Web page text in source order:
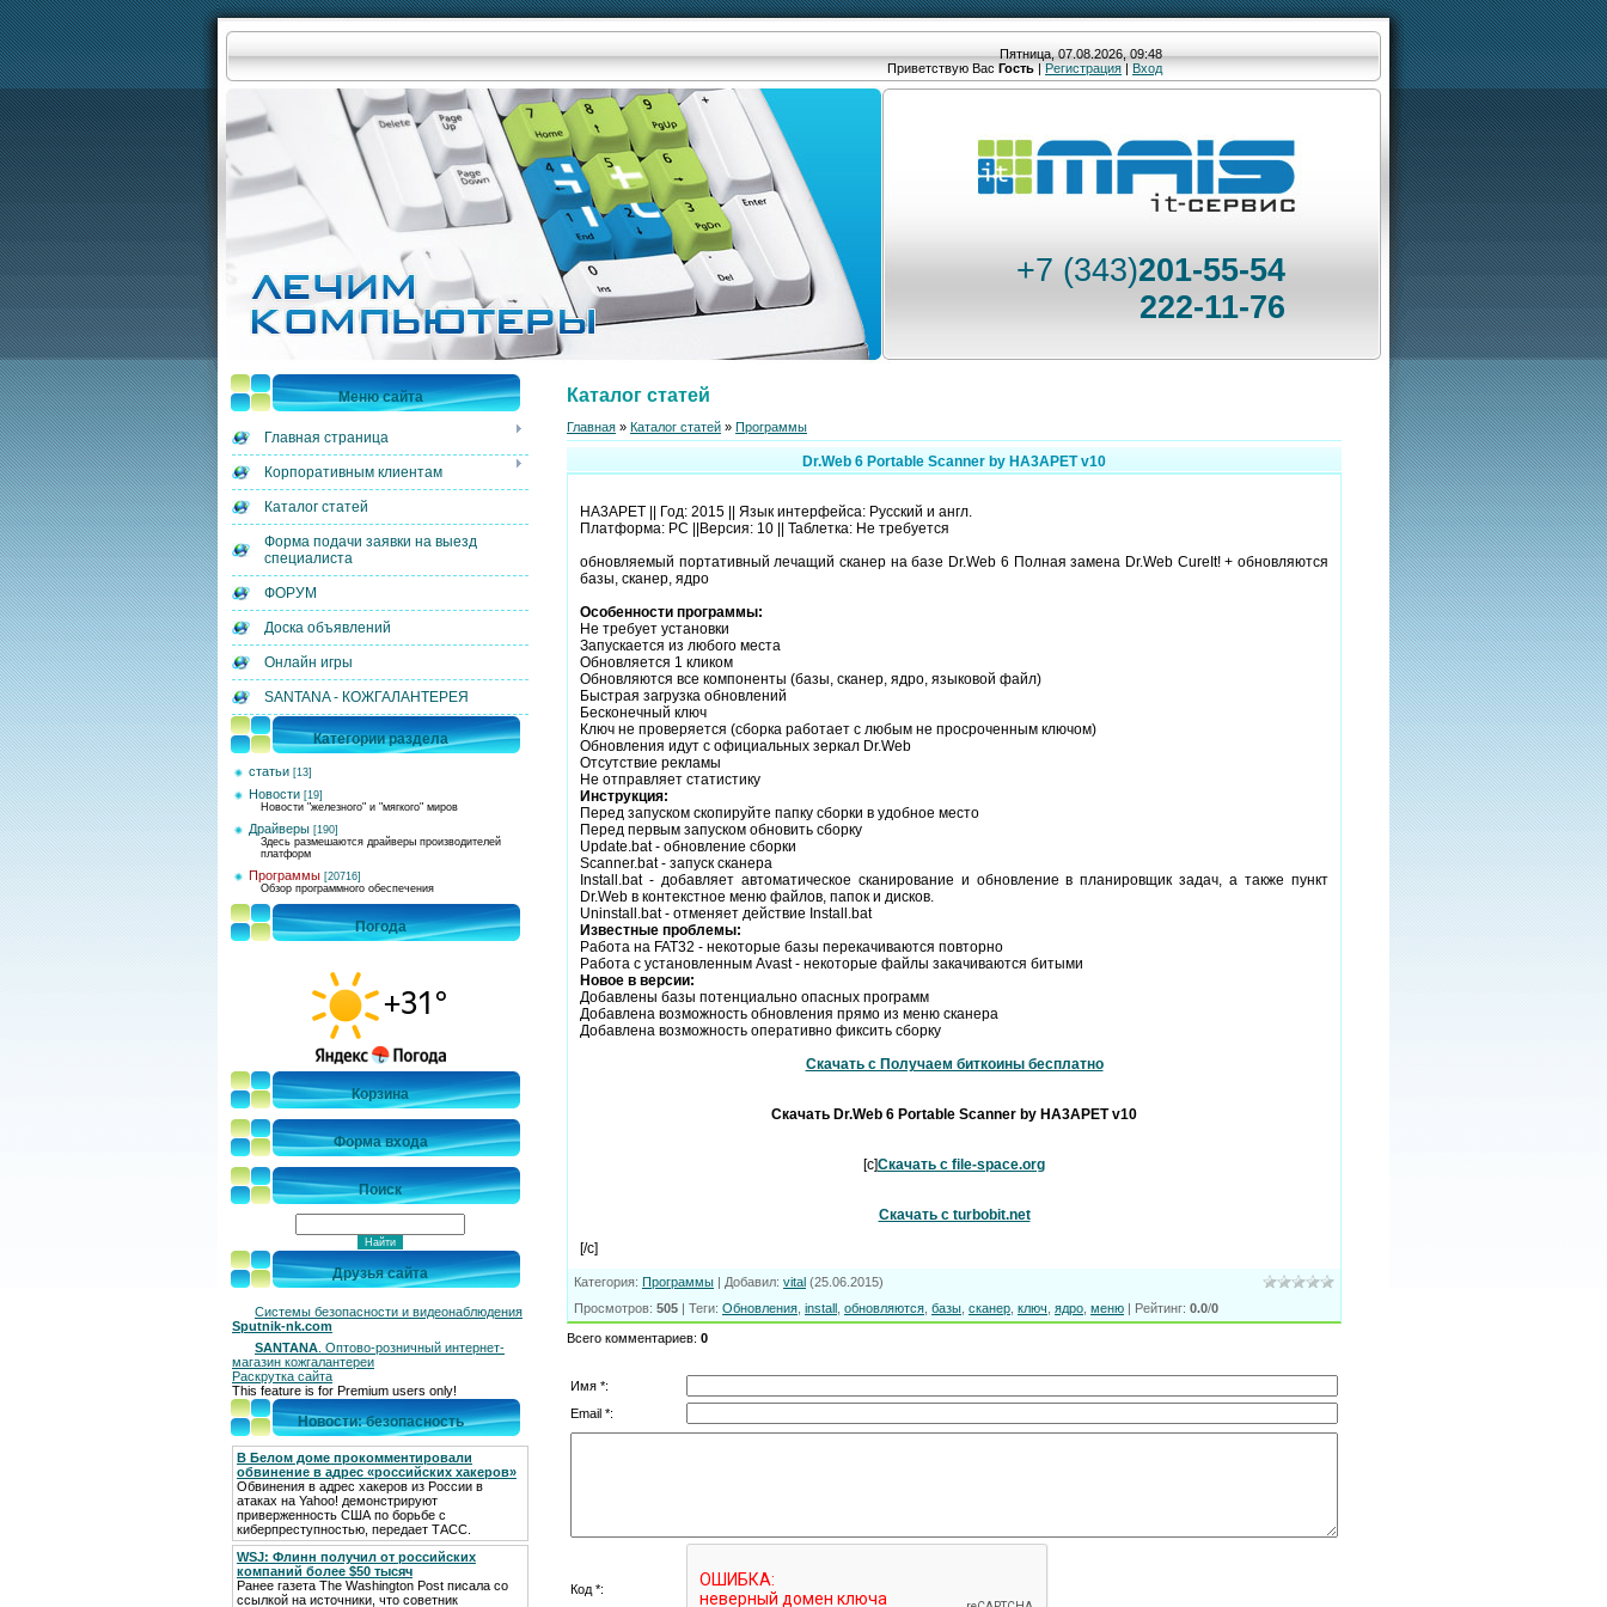
Пятница, 07.08.2026, 09:48
Приветствую Вас Гость | Регистрация | Вход
+7 (343)201-55-54
222-11-76
Меню сайта
Главная страница
Корпоративным клиентам
Каталог статей
Форма подачи заявки на выезд
специалиста
ФОРУМ
Доска объявлений
Онлайн игры
SANTANA - КОЖГАЛАНТЕРЕЯ
Категории раздела
статьи [13]
Новости [19]
Новости "железного" и "мягкого" миров
Драйверы [190]
Здесь размешаются драйверы производителей
платформ
Программы [20716]
Обзор программного обеспечения
Погода
Корзина
Форма входа
Поиск
Друзья сайта
Системы безопасности и видеонаблюдения
Sputnik-nk.com
SANTANA . Оптово-розничный интернет-
магазин кожгалантереи
Раскрутка сайта
This feature is for Premium users only!
Новости: безопасность
В Белом доме прокомментировали
обвинение в адрес «российских хакеров»
Обвинения в адрес хакеров из России в
атаках на Yahoo! демонстрируют
приверженность США по борьбе с
киберпреступностью, передает ТАСС.
WSJ: Флинн получил от российских
компаний более $50 тысяч
Ранее газета The Washington Post писала со
ссылкой на источники, что советник
Каталог статей
Главная » Каталог статей » Программы
Dr.Web 6 Portable Scanner by HA3APET v10
HA3APET || Год: 2015 || Язык интерфейса: Русский и англ.
Платформа: PC ||Версия: 10 || Таблетка: Не требуется
обновляемый портативный лечащий сканер на базе Dr.Web 6 Полная замена Dr.Web CureIt! + обновляются
базы, сканер, ядро
Особенности программы:
Не требует установки
Запускается из любого места
Обновляется 1 кликом
Обновляются все компоненты (базы, сканер, ядро, языковой файл)
Быстрая загрузка обновлений
Бесконечный ключ
Ключ не проверяется (сборка работает с любым не просроченным ключом)
Обновления идут с официальных зеркал Dr.Web
Отсутствие рекламы
Не отправляет статистику
Инструкция:
Перед запуском скопируйте папку сборки в удобное место
Перед первым запуском обновить сборку
Update.bat - обновление сборки
Scanner.bat - запуск сканера
Install.bat - добавляет автоматическое сканирование и обновление в планировщик задач, а также пункт
Dr.Web в контекстное меню файлов, папок и дисков.
Uninstall.bat - отменяет действие Install.bat
Известные проблемы:
Работа на FAT32 - некоторые базы перекачиваются повторно
Работа с установленным Avast - некоторые файлы закачиваются битыми
Новое в версии:
Добавлены базы потенциально опасных программ
Добавлена возможность обновления прямо из меню сканера
Добавлена возможность оперативно фиксить сборку
Скачать с Получаем биткоины бесплатно
Скачать Dr.Web 6 Portable Scanner by HA3APET v10
[c]Скачать с file-space.org
Скачать с turbobit.net
[/c]
Категория: Программы Добавил: vital (25.06.2015)
Просмотров: 505 Теги: Обновления install обновляются базы сканер ключ ядро меню Рейтинг: 0.0/0
Всего комментариев: 0
Имя *:
Email *:
Код *: